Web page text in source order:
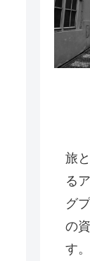
旅
る
グ
の
す